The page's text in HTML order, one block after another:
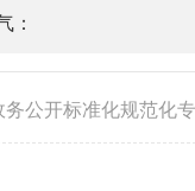
：
务公开标准化规范化